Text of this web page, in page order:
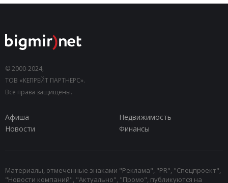
© 2000-2024,
ТОВ «КЕПРЕЙТ ПАРТНЕРС».
Все права защищены.
Афиша
Недвижимость
Новости
Финансы
Материалы, отмеченные знаками "Реклама", "PR", "Спецпроект",
"Новости компаний", "Актуально", "Промо", публикуются на